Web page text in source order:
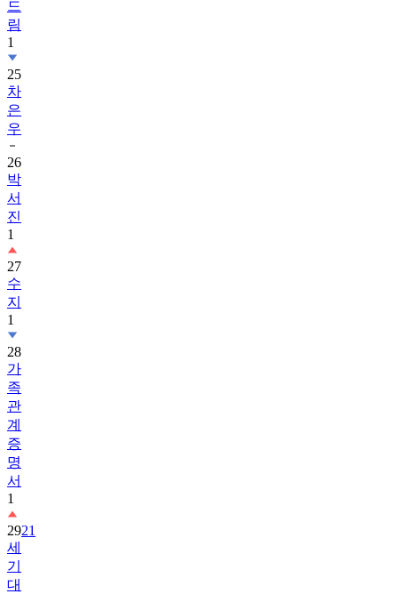
드
림
1
25
차
은
우
26
박
서
진
1
27
수
지
1
28
가
족
관
계
증
명
서
1
2921
세
기
대